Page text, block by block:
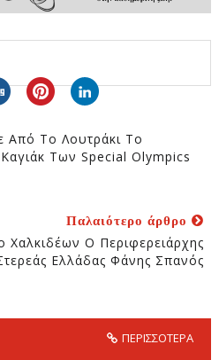
Από Το Λουτράκι Το
Των Special Olympics
Παλαιότερο άρθρο
Χαλκιδέων Ο Περιφερειάρχης
Ελλάδας Φάνης Σπανός
ΠΕΡΙΣΣΟΤΕΡΑ